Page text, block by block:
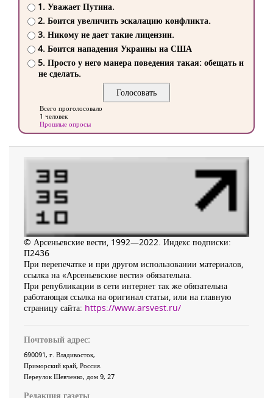
1. Уважает Путина.
2. Боится увеличить эскалацию конфликта.
3. Никому не дает такие лицензии.
4. Боится нападения Украины на США
5. Просто у него манера поведения такая: обещать и
не сделать.
Всего проголосовало
1 человек
Прошлые опросы
© Арсеньевские вести, 1992—2022. Индекс подписки:
П2436
При перепечатке и при другом использовании материалов,
ссылка на «Арсеньевские вести» обязательна.
При републикации в сети интернет так же обязательна
работающая ссылка на оригинал статьи, или на главную
страницу сайта: https://www.arsvest.ru/
Почтовый адрес:
690091, г. Владивосток,
Приморский край, Россия
Переулок Шевченко, дом 9, 27
Редакция газеты